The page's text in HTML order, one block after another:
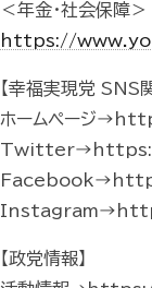
＜年金・社会保障＞
https://
【幸福実現党 SNS関
ホームページ
【政党情報】